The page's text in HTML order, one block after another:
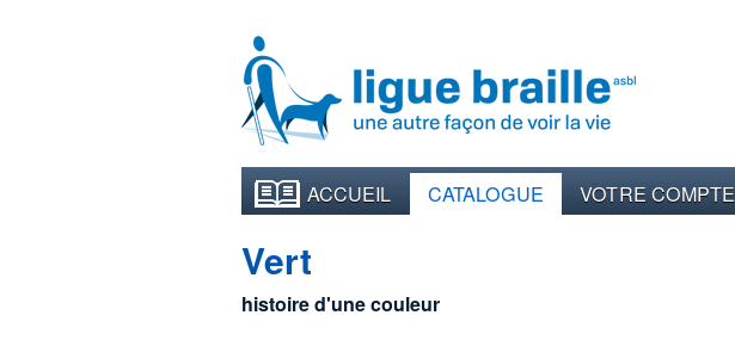
ACCUEIL CATALOGUE VOTRE COMPTE
Vert
histoire d'une couleur